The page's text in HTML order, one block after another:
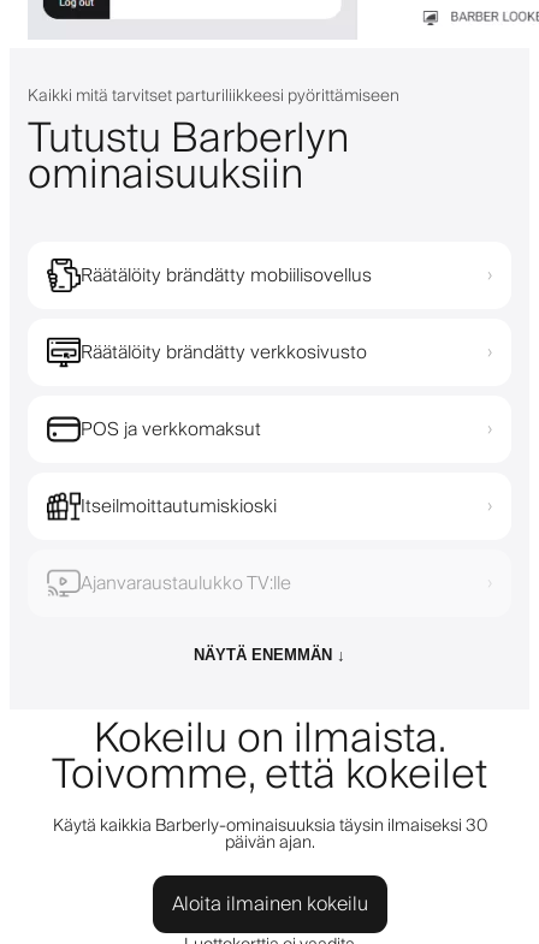
Kaikki mitä tarvitset parturiliikkeesi pyörittämiseen
Tutustu Barberlyn
ominaisuuksiin
Räätälöity brändätty mobiilisovellus ›
Räätälöity brändätty verkkosivusto ›
POS ja verkkomaksut ›
Itseilmoittautumiskioski ›
Ajanvaraustaulukko TV:lle ›
NÄYTÄ ENEMMÄN ↓
Kokeilu on ilmaista.
Toivomme, että kokeilet
Käytä kaikkia Barberly-ominaisuuksia täysin ilmaiseksi 30
päivän ajan.
Aloita ilmainen kokeilu